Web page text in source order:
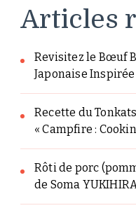
Articles
Revisitez le Bœuf
Japonaise Inspirée
Recette du
« Campfire :
Rôti de porc
de Soma YUKIHIRA